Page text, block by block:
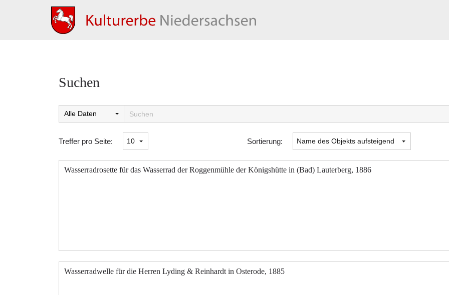
Suchen
Suchtreffer:
Treffer pro Seite: Sortierung:
Wasserradrosette für das Wasserrad der Roggenmühle der Königshütte in (Bad) Lauterberg, 1886
Wasserradwelle für die Herren Lyding & Reinhardt in Osterode, 1885